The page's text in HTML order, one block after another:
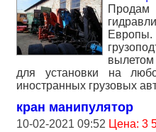
для установки на
иностранных грузовых
кран манипулятор
10-02-2021 09:52 Цена: 3